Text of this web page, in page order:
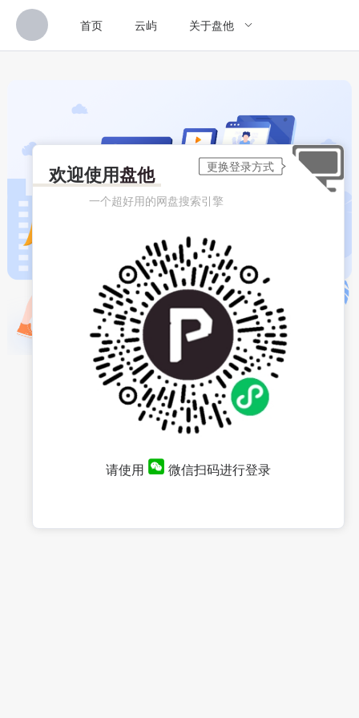
首页 云屿 关于盘他
欢迎使用盘他
一个超好用的网盘搜索引擎
请使用 微信扫码进行登录